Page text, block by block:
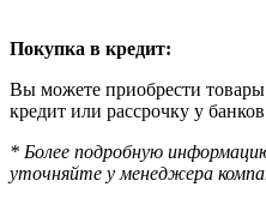
Покупка в кредит:
Вы можете приобрести
кредит или рассрочку у
* Более подробную
уточняйте у менеджера